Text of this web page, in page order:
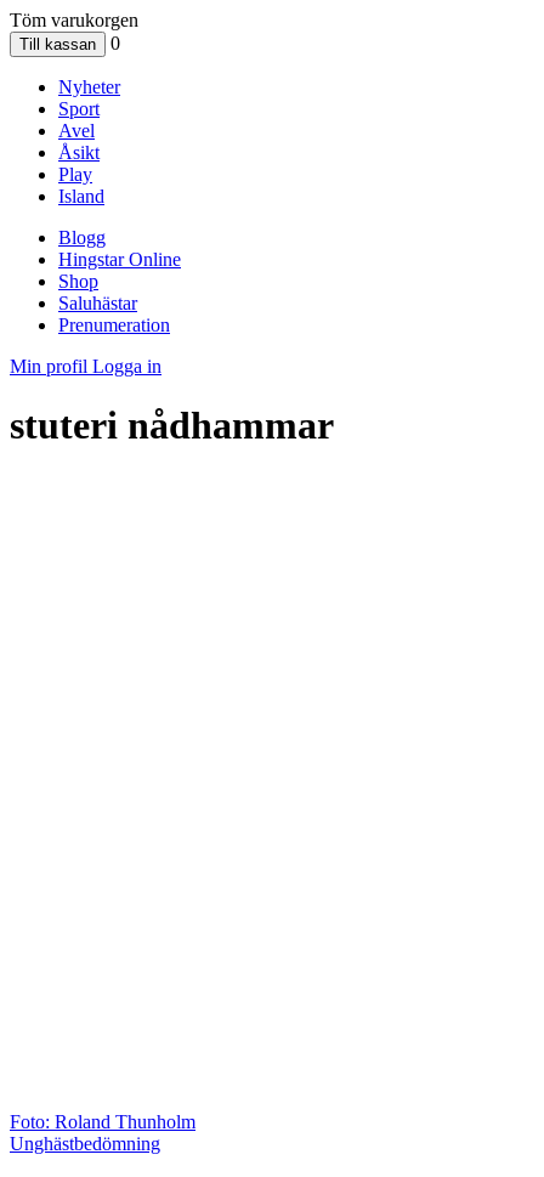
Töm varukorgen
0
Nyheter
Sport
Avel
Åsikt
Play
Island
Blogg
Hingstar Online
Shop
Saluhästar
Prenumeration
Min profil Logga in
stuteri nådhammar
Foto: Roland Thunholm
Unghästbedömning